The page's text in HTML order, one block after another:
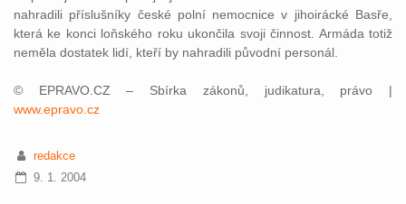
nahradili příslušníky české polní nemocnice v jihoirácké Basře,
která ke konci loňského roku ukončila svoji činnost. Armáda totiž
neměla dostatek lidí, kteří by nahradili původní personál.
© EPRAVO.CZ – Sbírka zákonů, judikatura, právo |
www.epravo.cz
redakce
9. 1. 2004